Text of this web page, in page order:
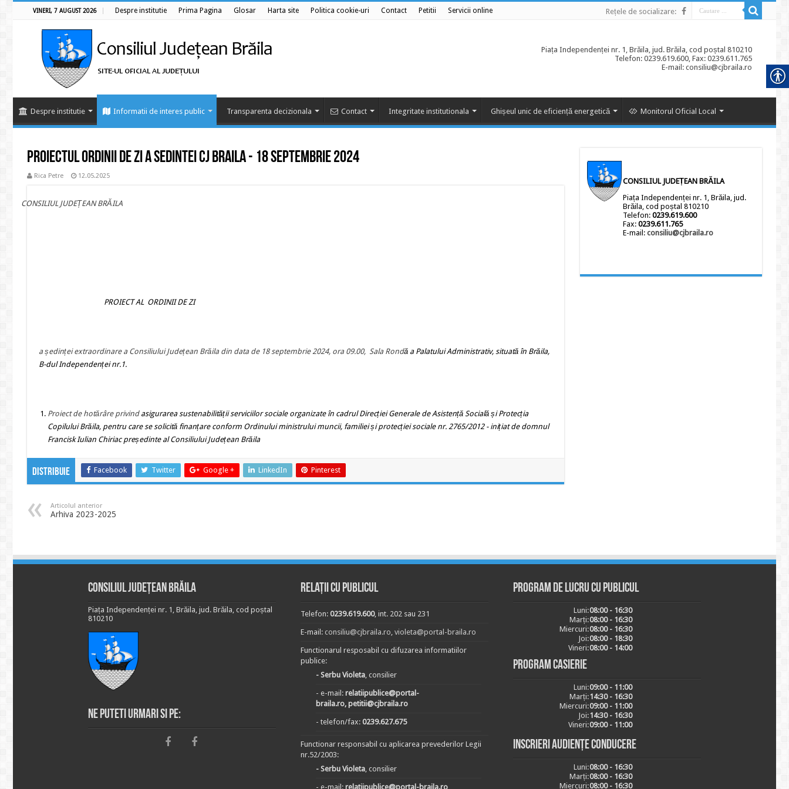
VINERI, 7 AUGUST 2026 Despre institutie Prima Pagina Glosar Harta site Politica cookie-uri Contact Petitii Servicii online Rețele de socializare:
Piața Independenței nr. 1, Brăila, jud. Brăila, cod poștal 810210
Telefon: 0239.619.600, Fax: 0239.611.765
E-mail: consiliu@cjbraila.ro
Despre institutie Informatii de interes public Transparenta decizionala Contact Integritate institutionala Ghișeul unic de eficiență energetică Monitorul Oficial Local
Proiectul ordinii de zi a sedintei CJ BRAILA - 18 septembrie 2024
Rica Petre 12.05.2025
CONSILIUL JUDEȚEAN BRĂILA
PROIECT AL ORDINII DE ZI
a ședinței extraordinare a Consiliului Județean Brăila din data de 18 septembrie 2024, ora 09.00, Sala Rondă a Palatului Administrativ, situată în Brăila,
B-dul Independenței nr.1.
Proiect de hotărâre privind asigurarea sustenabilității serviciilor sociale organizate în cadrul Direcției Generale de Asistență Socială și Protecția
Copilului Brăila, pentru care se solicită finanțare conform Ordinului ministrului muncii, familiei și protecției sociale nr. 2765/2012 - inițiat de domnul
Francisk Iulian Chiriac președinte al Consiliului Județean Brăila
Distribuie Facebook Twitter Google + LinkedIn Pinterest
Articolul anterior
Arhiva 2023-2025
CONSILIUL JUDEȚEAN BRĂILA
Piața Independenței nr. 1, Brăila, jud.
Brăila, cod poștal 810210
Telefon: 0239.619.600
Fax: 0239.611.765
E-mail: consiliu@cjbraila.ro
Consiliul Județean Brăila
Piața Independenței nr. 1, Brăila, jud. Brăila, cod poștal
810210
Ne puteti urmari si pe:
Relații cu publicul
Telefon: 0239.619.600, int. 202 sau 231
E-mail: consiliu@cjbraila.ro, violeta@portal-braila.ro
Functionarul resposabil cu difuzarea informatiilor
publice:
- Serbu Violeta, consilier
- e-mail: relatiipublice@portal-
braila.ro, petitii@cjbraila.ro
- telefon/fax: 0239.627.675
Functionar responsabil cu aplicarea prevederilor Legii
nr.52/2003:
- Serbu Violeta, consilier
- e-mail: relatiipublice@portal-braila.ro
Program de lucru cu publicul
Luni:08:00 - 16:30
Marți:08:00 - 16:30
Miercuri:08:00 - 16:30
Joi:08:00 - 18:30
Vineri:08:00 - 14:00
Program casierie
Luni:09:00 - 11:00
Marți:14:30 - 16:30
Miercuri:09:00 - 11:00
Joi:14:30 - 16:30
Vineri:09:00 - 11:00
Inscrieri audiențe conducere
Luni:08:00 - 16:30
Marți:08:00 - 16:30
Miercuri:08:00 - 16:30